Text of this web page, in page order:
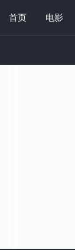
首页 电影